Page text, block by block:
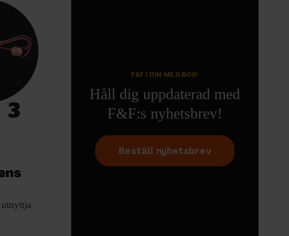
F&F I DIN MEJLBOX!
Håll dig uppdaterad med
F&F:s nyhetsbrev!
Beställ nyhetsbrev